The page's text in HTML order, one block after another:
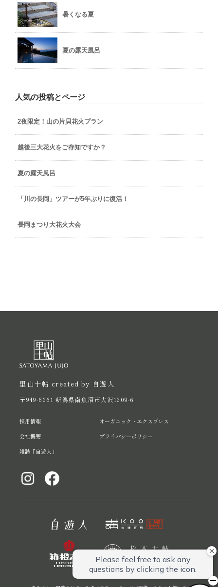
暑くなる夏
夏の露天風呂
人気の投稿とページ
2夜限定！山の片貝花火プラン
越後三大花火をご存知ですか？
夏の露天風呂
「川の長岡」ツアーが5年ぶりに復活！
長岡まつり大花火大会
里山十帖 created by 自遊人
〒949-6361 新潟県南魚沼市大沢1209-6
採用情報
会社概要
雑誌「自遊人」
オーガニック・エクスプレス
プライバシーポリシー